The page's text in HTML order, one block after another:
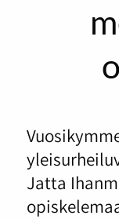
Jatta